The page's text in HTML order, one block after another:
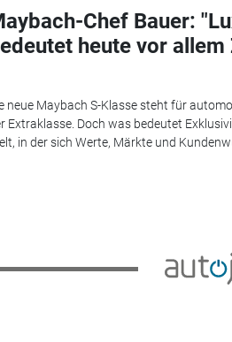
Chef Bauer:
heute vor allem
neue Maybach S-Klasse steht für
Extraklasse. Doch was bedeutet
in der sich Werte, Märkte und